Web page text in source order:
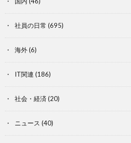
社員の日常 (695)
海外(6)
IT関連 (186)
社会・経済 (20)
ニュース (40)